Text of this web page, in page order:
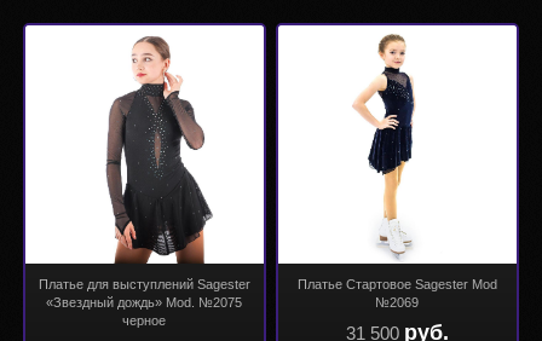
Платье для выступлений Sagester
«Звездный дождь» Mod. №2075
черное
Платье Стартовое Sagester Mod
№2069
31 500 руб.